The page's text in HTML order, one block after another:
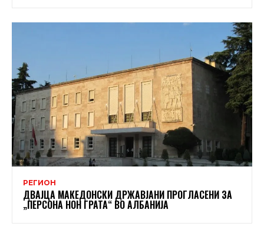
РЕГИОН
ДВАЈЦА МАКЕДОНСКИ ДРЖАВЈАНИ ПРОГЛАСЕНИ ЗА
„ПЕРСОНА НОН ГРАТА“ ВО АЛБАНИЈА